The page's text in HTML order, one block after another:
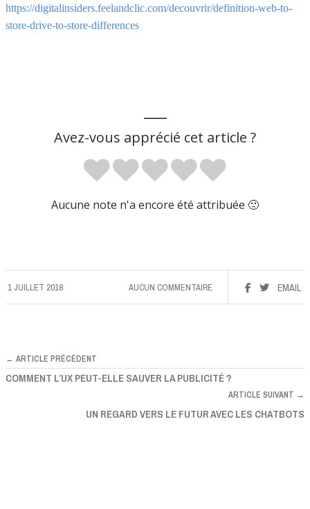
https://digitalinsiders.feelandclic.com/decouvrir/definition-web-to-
store-drive-to-store-differences
Avez-vous apprécié cet article ?
Aucune note n'a encore été attribuée 🙁
1 JUILLET 2018 EMAIL
AUCUN COMMENTAIRE
← ARTICLE PRÉCÉDENT
COMMENT L’UX PEUT-ELLE SAUVER LA PUBLICITÉ ?
ARTICLE SUIVANT →
UN REGARD VERS LE FUTUR AVEC LES CHATBOTS